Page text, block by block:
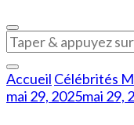
Vous
recherchiez
quelque
chose
?
Accueil Célébrités
mai 29, 2025mai 29,